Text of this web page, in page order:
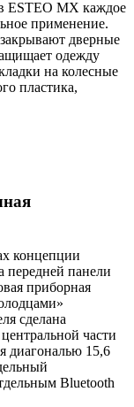
ESTEO MX каждое
применение.
дверные
одежду
на колесные
пластика,
концепции
передней панели
приборная
сделана
части
диагональю 15,6
Bluetooth